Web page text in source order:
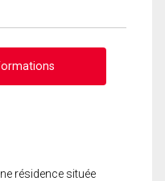
résidence située